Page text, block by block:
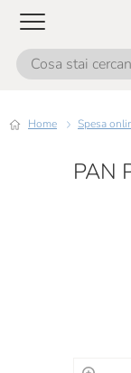
Home Spesa
PAN